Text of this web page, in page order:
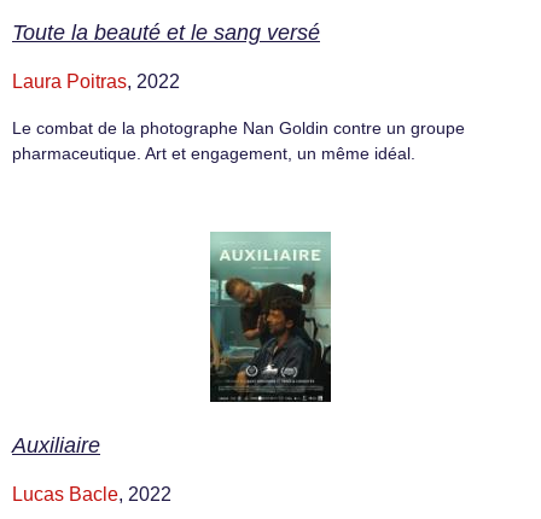
Toute la beauté et le sang versé
Laura Poitras, 2022
Le combat de la photographe Nan Goldin contre un groupe
pharmaceutique. Art et engagement, un même idéal.
Auxiliaire
Lucas Bacle, 2022